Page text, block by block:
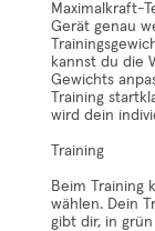
Maximalkraft-
Gerät genau
kannst du die
Gewichts
Training
wird dein
Training
Beim Training
wählen. Dein
gibt dir, in